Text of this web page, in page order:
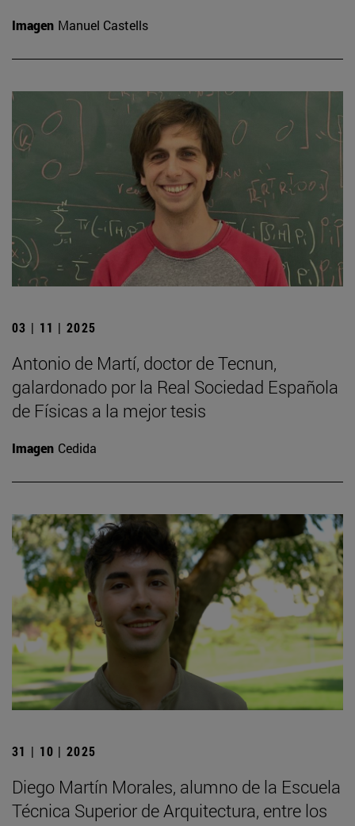
Imagen Manuel Castells
03 | 11 | 2025
Antonio de Martí, doctor de Tecnun,
galardonado por la Real Sociedad Española
de Físicas a la mejor tesis
Imagen Cedida
31 | 10 | 2025
Diego Martín Morales, alumno de la Escuela
Técnica Superior de Arquitectura, entre los